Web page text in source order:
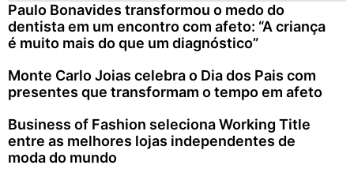
Paulo Bonavides transformou o medo do
dentista em um encontro com afeto: “A criança
é muito mais do que um diagnóstico”
Monte Carlo Joias celebra o Dia dos Pais com
presentes que transformam o tempo em afeto
Business of Fashion seleciona Working Title
entre as melhores lojas independentes de
moda do mundo